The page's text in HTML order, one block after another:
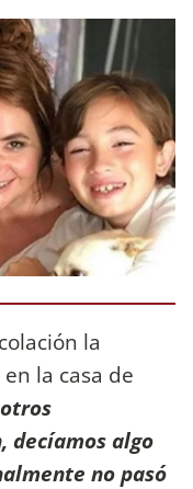
la
la casa de
decíamos algo
no pasó